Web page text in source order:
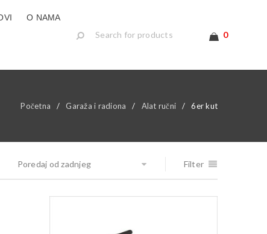
O NAMA
0
Početna / Garaža i radiona / Alat ručni / 6er kut
Filter
Poredaj od zadnjeg